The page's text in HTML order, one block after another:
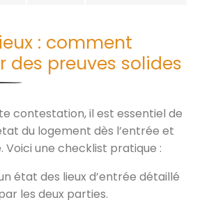
: comment
des preuves solides
contestation, il est essentiel de
du logement dès l’entrée et
Voici une checklist pratique :
état des lieux d’entrée détaillé
les deux parties.